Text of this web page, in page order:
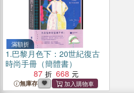
滿額折
1.巴黎月色下：20世紀復古
時尚手冊（簡體書）
87
668
無庫存